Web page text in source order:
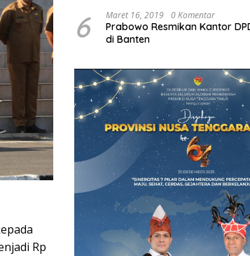
Rp
6 Maret 16, 2019 0 Komentar
Prabowo Resmikan Kantor
di Banten